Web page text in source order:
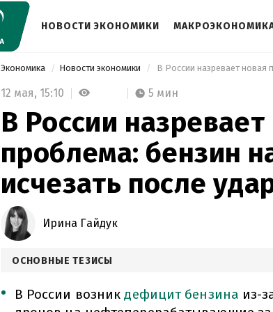
НОВОСТИ ЭКОНОМИКИ
Экономика Новости экономики
12 мая, 15:10 5 мин
В России назревает
проблема: бензин
исчезать после
Ирина Гайдук
ОСНОВНЫЕ ТЕЗИСЫ
В России возникдефицит бензина из-